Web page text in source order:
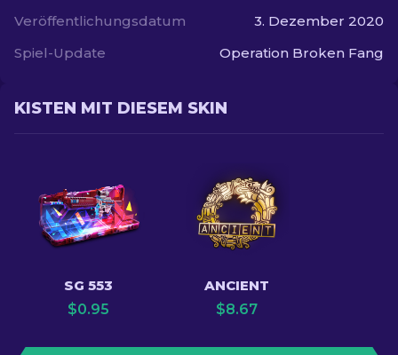
Veröffentlichungsdatum
3. Dezember 2020
Spiel-Update
Operation Broken Fang
KISTEN MIT DIESEM SKIN
SG 553
$0.95
ANCIENT
$8.67